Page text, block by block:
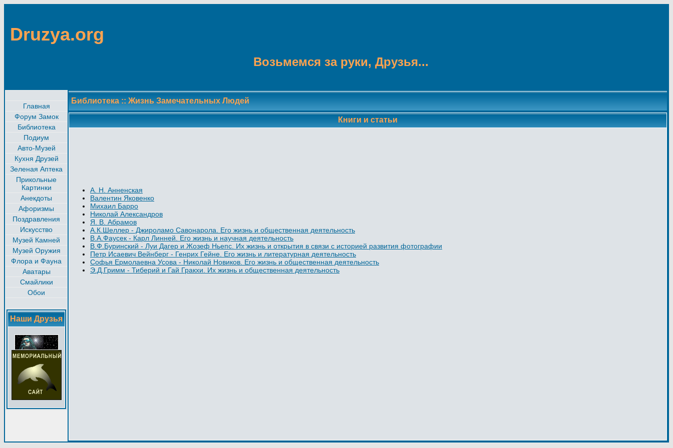
Druzya.org
Возьмемся за руки, Друзья...
Главная
Форум Замок
Библиотека
Подиум
Авто-Музей
Кухня Друзей
Зеленая Аптека
Прикольные
Картинки
Анекдоты
Афоризмы
Поздравления
Искусство
Музей Камней
Музей Оружия
Флора и Фауна
Аватары
Смайлики
Обои
Наши Друзья
Библиотека :: Жизнь Замечательных Людей
Книги и статьи
А. Н. Анненская
Валентин Яковенко
Михаил Барро
Николай Александров
Я. В. Абрамов
А.К.Шеллер - Джироламо Савонарола. Его жизнь и общественная деятельность
В.А.Фаусек - Карл Линней. Его жизнь и научная деятельность
В.Ф.Буринский - Луи Дагер и Жозеф Ньепс. Их жизнь и открытия в связи с историей развития фотографии
Петр Исаевич Вейнберг - Генрих Гейне. Его жизнь и литературная деятельность
Софья Ермолаевна Усова - Николай Новиков. Его жизнь и общественная деятельность
Э.Д.Гримм - Тиберий и Гай Гракхи. Их жизнь и общественная деятельность